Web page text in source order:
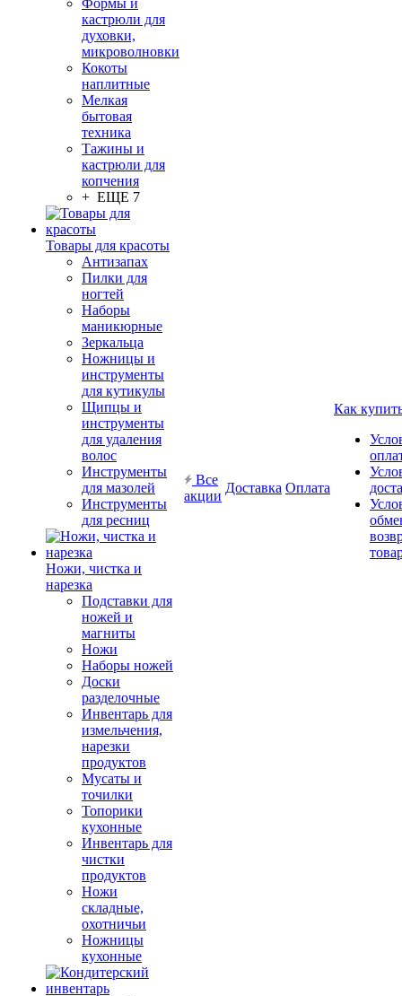
Формы и
кастрюли для
духовки,
микроволновки
Кокоты
наплитные
Мелкая
бытовая
техника
Тажины и
кастрюли для
копчения
+ ЕЩЕ 7
Товары для красоты
Антизапах
Пилки для
ногтей
Наборы
маникюрные
Зеркальца
Ножницы и
инструменты
для кутикулы
Щипцы и
инструменты
для удаления
волос
Инструменты
для мазолей
Инструменты
для ресниц
Ножи, чистка и
нарезка
Подставки для
ножей и
магниты
Ножи
Наборы ножей
Доски
разделочные
Инвентарь для
измельчения,
нарезки
продуктов
Мусаты и
точилки
Топорики
кухонные
Инвентарь для
чистки
продуктов
Ножи
складные,
охотничьи
Ножницы
кухонные
Все
акции
Доставка Оплата
Как